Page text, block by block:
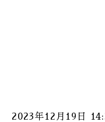
2023年12月19日